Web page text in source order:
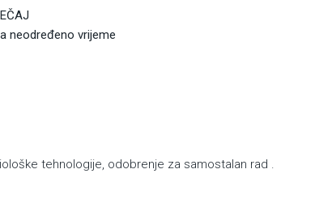
vrijeme
tehnologije, odobrenje za samostalan rad .